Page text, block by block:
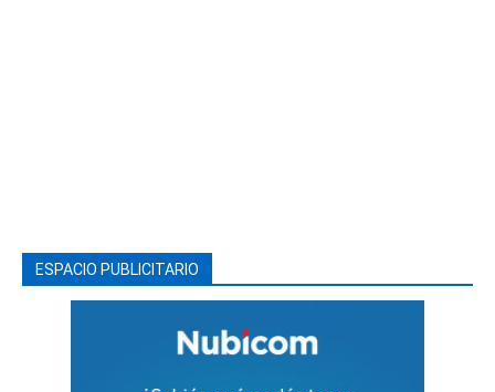
ESPACIO PUBLICITARIO